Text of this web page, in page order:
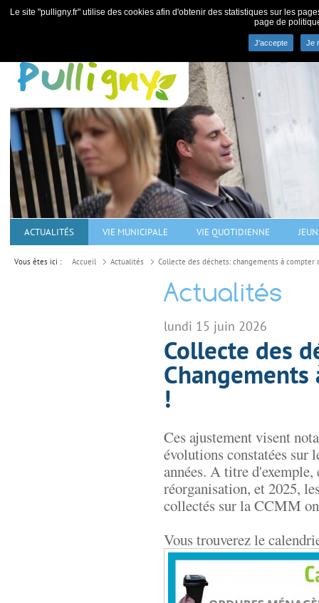
Le site "pulligny.fr" utilise des cookies afin d'obtenir des statistiques sur les
page de
J'accepte Je
Commune de Pulligny -
ACTUALITÉS VIE MUNICIPALE VIE QUOTIDIENNE
Vous êtes ici : Accueil Actualités Collecte des déchets: changements à compter
Actualités
lundi 15 juin 2026
Collecte des
!
Ces ajustement visent
évolutions constatées sur
années. A titre
réorganisation, et 2025,
collectés sur la CCMM
Vous trouverez le